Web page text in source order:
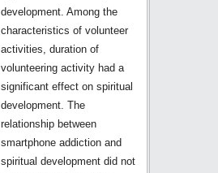
development. Among the
characteristics of volunteer
activities, duration of
volunteering activity had a
significant effect on spiritual
development. The
relationship between
smartphone addiction and
spiritual development did not